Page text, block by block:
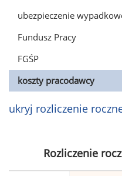
ubezpieczenie
Fundusz Pracy
FGŚP
koszty pracodawcy
ukryj rozliczenie
Rozliczenie